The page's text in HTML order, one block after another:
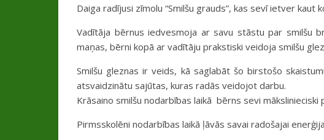
Daiga radījusi zīmolu “Smilšu grauds”, kas sevī ietver kaut
Vadītāja bērnus iedvesmoja ar savu stāstu par smilšu
maņas, bērni kopā ar vadītāju prakstiski veidoja smilšu
Smilšu gleznas ir veids, kā saglabāt šo birstošo
atsvaidzinātu sajūtas, kuras radās veidojot darbu.
Krāsaino smilšu nodarbības laikā bērns sevi mākslinieciski
Pirmsskolēni nodarbības laikā ļāvās savai radošajai